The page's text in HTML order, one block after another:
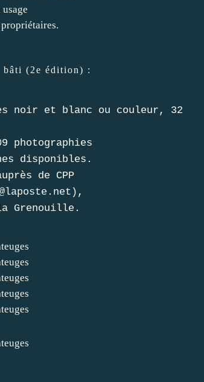
propriétaires.
bâti (2e édition) :
noir et blanc ou couleur, 32
photographies
disponibles.
de CPP
Grenouille.